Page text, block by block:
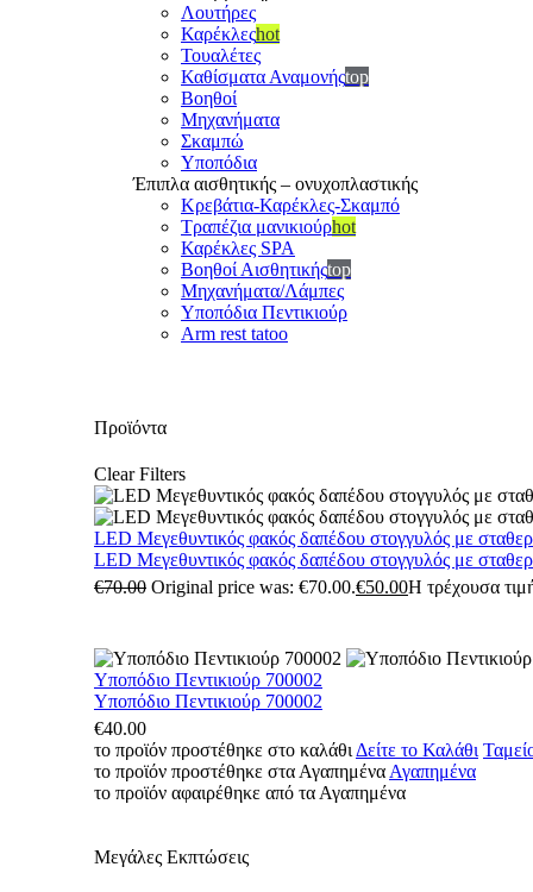
Λουτήρες
Καρέκλεςhot
Τουαλέτες
Καθίσματα Αναμονήςtop
Βοηθοί
Μηχανήματα
Σκαμπώ
Υποπόδια
Έπιπλα αισθητικής – ονυχοπλαστικής
Κρεβάτια-Καρέκλες-Σκαμπό
Τραπέζια μανικιούρhot
Καρέκλες SPA
Βοηθοί Αισθητικήςtop
Μηχανήματα/Λάμπες
Υποπόδια Πεντικιούρ
Arm rest tatoo
Προϊόντα
Clear Filters
LED Μεγεθυντικός φακός δαπέδου στογγυλός με
LED Μεγεθυντικός φακός δαπέδου στογγυλός με
€70.00 Original price was: €70.00.€50.00Η τρέχουσα
Υποπόδιο Πεντικιούρ 700002
Υποπόδιο Πεντικιούρ 700002
€40.00
το προϊόν προστέθηκε στο καλάθι Δείτε το Καλάθι
το προϊόν προστέθηκε στα Αγαπημένα Αγαπημένα
το προϊόν αφαιρέθηκε από τα Αγαπημένα
Μεγάλες Εκπτώσεις